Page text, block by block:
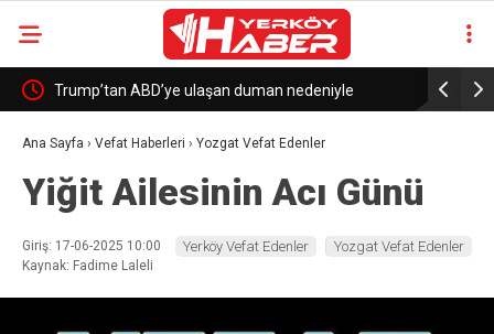
Trump’tan ABD’ye ulaşan duman nedeniyle
Kanada’ya gümrük vergisi tehdidi
İş yerine
Ana Sayfa › Vefat Haberleri › Yozgat Vefat Edenler
Yiğit Ailesinin Acı Günü
Giriş: 17-06-2025 10:00
Kaynak: Fadime Laleli
Yerköy Vefat Edenler Yozgat Vefat Edenler